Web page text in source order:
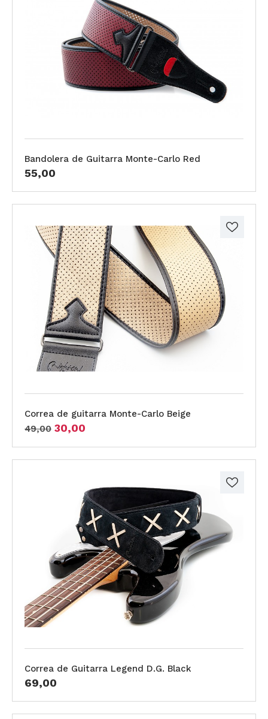
Bandolera de Guitarra Monte-Carlo Red
55,00
Correa de guitarra Monte-Carlo Beige
49,00 30,00
Correa de Guitarra Legend D.G. Black
69,00